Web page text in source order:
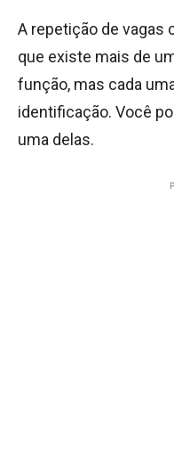
A repetição de vagas
que existe mais de
função, mas cada
identificação. Você
uma delas.